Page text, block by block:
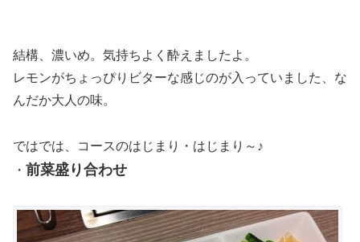
結構、濃いめ。気持ちよく酔えましたよ。
レモンがちょっぴりビターな感じのが入っていました、な
んだか大人の味。
ではでは、コースのはじまり・はじまり～♪
・ 前菜盛り合わせ